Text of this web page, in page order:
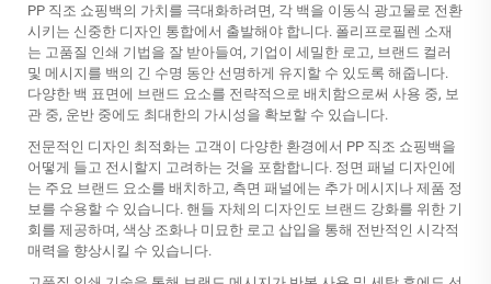
PP 직조 쇼핑백의 가치를 극대화하려면, 각 백을 이동식 광고물로 전환
시키는 신중한 디자인 통합에서 출발해야 합니다. 폴리프로필렌 소재
는 고품질 인쇄 기법을 잘 받아들여, 기업이 세밀한 로고, 브랜드 컬러
및 메시지를 백의 긴 수명 동안 선명하게 유지할 수 있도록 해줍니다.
다양한 백 표면에 브랜드 요소를 전략적으로 배치함으로써 사용 중, 보
관 중, 운반 중에도 최대한의 가시성을 확보할 수 있습니다.
전문적인 디자인 최적화는 고객이 다양한 환경에서 PP 직조 쇼핑백을
어떻게 들고 전시할지 고려하는 것을 포함합니다. 정면 패널 디자인에
는 주요 브랜드 요소를 배치하고, 측면 패널에는 추가 메시지나 제품 정
보를 수용할 수 있습니다. 핸들 자체의 디자인도 브랜드 강화를 위한 기
회를 제공하며, 색상 조화나 미묘한 로고 삽입을 통해 전반적인 시각적
매력을 향상시킬 수 있습니다.